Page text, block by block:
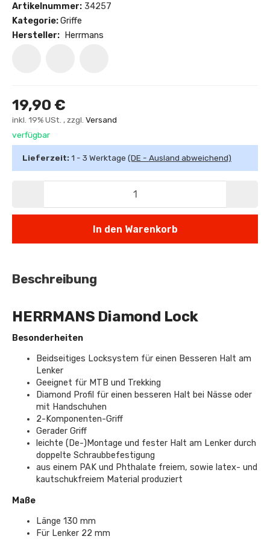
Artikelnummer: 34257
Kategorie:Griffe
Hersteller:
Herrmans
19,90 €
inkl. 19% USt. , zzgl. Versand
verfügbar
Lieferzeit: 1 - 3 Werktage (DE - Ausland abweichend)
In den Warenkorb
Beschreibung
HERRMANS Diamond Lock
Besonderheiten
Beidseitiges Locksystem für einen Besseren Halt am
Lenker
Geeignet für MTB und Trekking
Diamond Profil für einen besseren Halt bei Nässe oder
mit Handschuhen
2-Komponenten-Griff
Gerader Griff
leichte (De-)Montage und fester Halt am Lenker durch
doppelte Schraubbefestigung
aus einem PAK und Phthalate freiem, sowie latex- und
kautschukfreiem Material produziert
Maße
Länge 130 mm
Für Lenker 22 mm